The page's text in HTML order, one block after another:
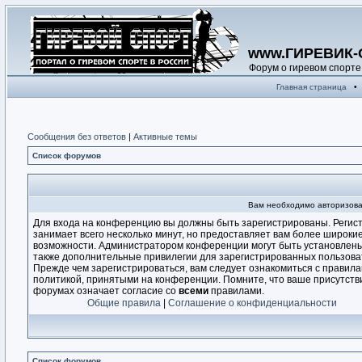
Форум о гиревом спорте
Главная страница •
Сообщения без ответов | Активные темы
Список форумов
Вам необходимо
Для входа на конференцию вы должны быть зарегистрированы.
занимает всего несколько минут, но предоставляет вам более
возможности. Администратором конференции могут быть
также дополнительные привилегии для зарегистрированных
Прежде чем зарегистрироваться, вам следует ознакомиться с
политикой, принятыми на конференции. Помните, что ваше
форумах означает согласие со всеми правилами.
Общие правила
Соглашение о конфиденциальности